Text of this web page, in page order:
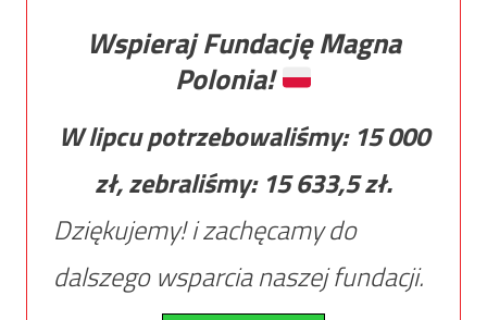
Wspieraj Fundację Magna
Polonia!
W lipcu potrzebowaliśmy: 15 000
zł, zebraliśmy: 15 633,5zł.
Dziękujemy! i zachęcamy do
dalszego wsparcia naszej fundacji.